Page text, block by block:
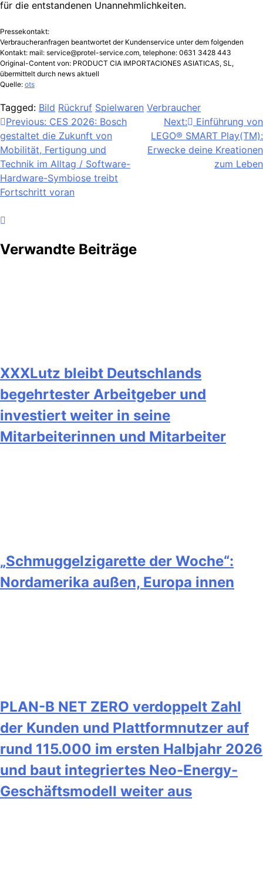
für die entstandenen Unannehmlichkeiten.
Pressekontakt:
Verbraucheranfragen beantwortet der Kundenservice unter dem folgenden
Kontakt: mail: service@protel-service.com, telephone: 0631 3428 443
Original-Content von: PRODUCT CIA IMPORTACIONES ASIATICAS, SL,
übermittelt durch news aktuell
Quelle: ots
Tagged: Bild Rückruf Spielwaren Verbraucher
Beitragsnavigation
Previous: CES 2026: Bosch
gestaltet die Zukunft von
Mobilität, Fertigung und
Technik im Alltag / Software-
Hardware-Symbiose treibt
Fortschritt voran
Next:
Einführung von
LEGO® SMART Play(TM):
Erwecke deine Kreationen
zum Leben
Verwandte Beiträge
XXXLutz bleibt Deutschlands
begehrtester Arbeitgeber und
investiert weiter in seine
Mitarbeiterinnen und Mitarbeiter
„Schmuggelzigarette der Woche“:
Nordamerika außen, Europa innen
PLAN-B NET ZERO verdoppelt Zahl
der Kunden und Plattformnutzer auf
rund 115.000 im ersten Halbjahr 2026
und baut integriertes Neo-Energy-
Geschäftsmodell weiter aus